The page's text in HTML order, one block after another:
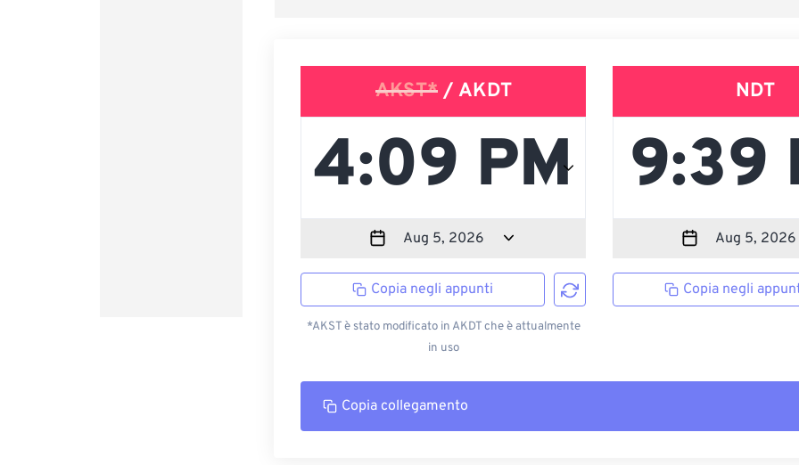
AKST*/ AKDT
Copia negli appunti
*AKST è stato modificato in AKDT che è attualmente
in uso
NDT
Copia negli
Copia collegamento